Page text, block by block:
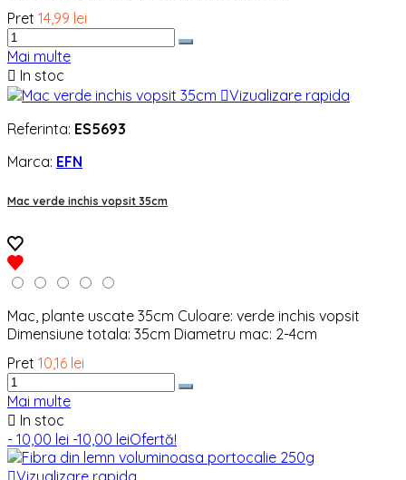
Pret 14,99 lei
Mai multe
 In stoc
Vizualizare rapida
Referinta: ES5693
Marca: EFN
Mac verde inchis vopsit 35cm
Mac, plante uscate 35cm Culoare: verde inchis vopsit
Dimensiune totala: 35cm Diametru mac: 2-4cm
Pret 10,16 lei
Mai multe
 In stoc
- 10,00 lei -10,00 leiOfertă!
Vizualizare rapida